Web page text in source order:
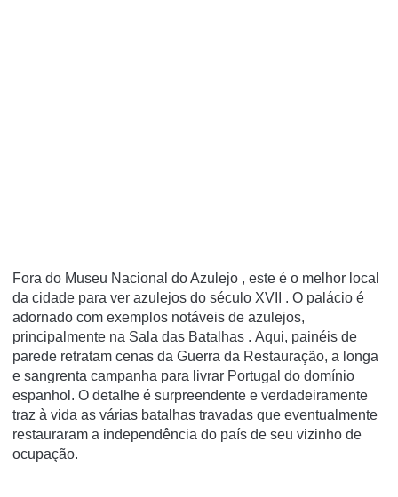
Fora do Museu Nacional do Azulejo , este é o melhor local
da cidade para ver azulejos do século XVII . O palácio é
adornado com exemplos notáveis de azulejos,
principalmente na Sala das Batalhas . Aqui, painéis de
parede retratam cenas da Guerra da Restauração, a longa
e sangrenta campanha para livrar Portugal do domínio
espanhol. O detalhe é surpreendente e verdadeiramente
traz à vida as várias batalhas travadas que eventualmente
restauraram a independência do país de seu vizinho de
ocupação.